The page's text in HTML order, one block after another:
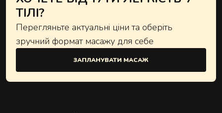
ТІЛІ?
Перегляньте актуальні ціни та оберіть
зручний формат масажу для себе
ЗАПЛАНУВАТИ МАСАЖ